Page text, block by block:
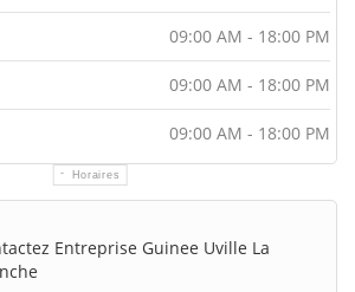
Horaires
09:00 AM - 18:00 PM
09:00 AM - 18:00 PM
09:00 AM - 18:00 PM
Entreprise Guinee Uville La